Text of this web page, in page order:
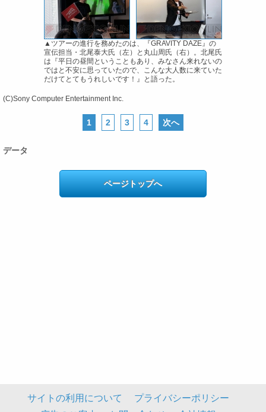
▲ツアーの進行を務めたのは、『GRAVITY DAZE』の
宣伝担当・北尾泰大氏（左）と丸山周氏（右）。北尾氏
は『平日の昼間ということもあり、みなさん来れないの
ではと不安に思っていたので、こんな大人数に来ていた
だけてとてもうれしいです！』と語った。
(C)Sony Computer Entertainment Inc.
1 2 3 4 次へ
データ
ページトップへ
サイトの利用について
プライバシーポリシー